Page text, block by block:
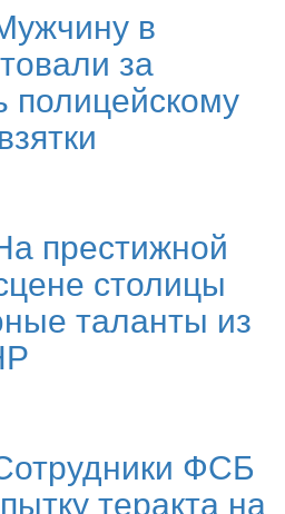
в
за
полицейскому
престижной
столицы
таланты из
ФСБ
теракта на